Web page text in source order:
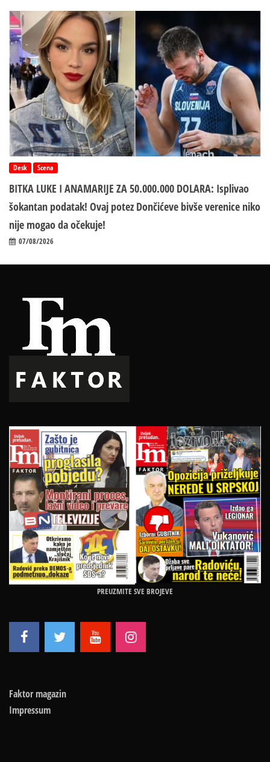
Desk Scena
BITKA LUKE I ANAMARIJE ZA 50.000.000 DOLARA: Isplivao
šokantan podatak! Ovaj potez Dončićeve bivše verenice niko
nije mogao da očekuje!
07/08/2026
PREUZMITE SVE BROJEVE
Faktor magazin
Impressum